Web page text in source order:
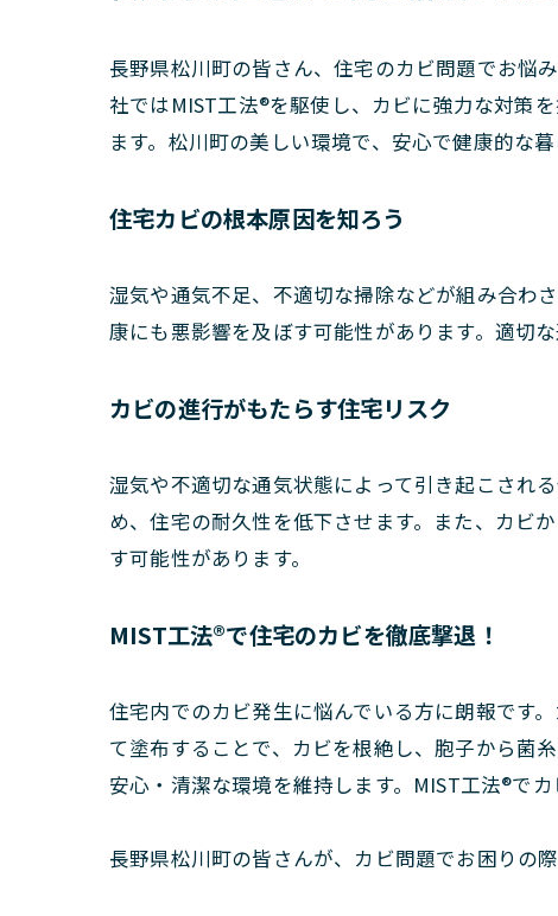
長野県松川町の皆さん、住宅のカビ問題でお悩
社ではMIST工法®を駆使し、カビに強力な対策
ます。松川町の美しい環境で、安心で健康的な
住宅カビの根本原因を知ろう
湿気や通気不足、不適切な掃除などが組み合わ
康にも悪影響を及ぼす可能性があります。適切
カビの進行がもたらす住宅リスク
湿気や不適切な通気状態によって引き起こされ
め、住宅の耐久性を低下させます。また、カビ
す可能性があります。
MIST工法®で住宅のカビを徹底撃退！
住宅内でのカビ発生に悩んでいる方に朗報です
て塗布することで、カビを根絶し、胞子から菌
安心・清潔な環境を維持します。MIST工法®で
長野県松川町の皆さんが、カビ問題でお困りの